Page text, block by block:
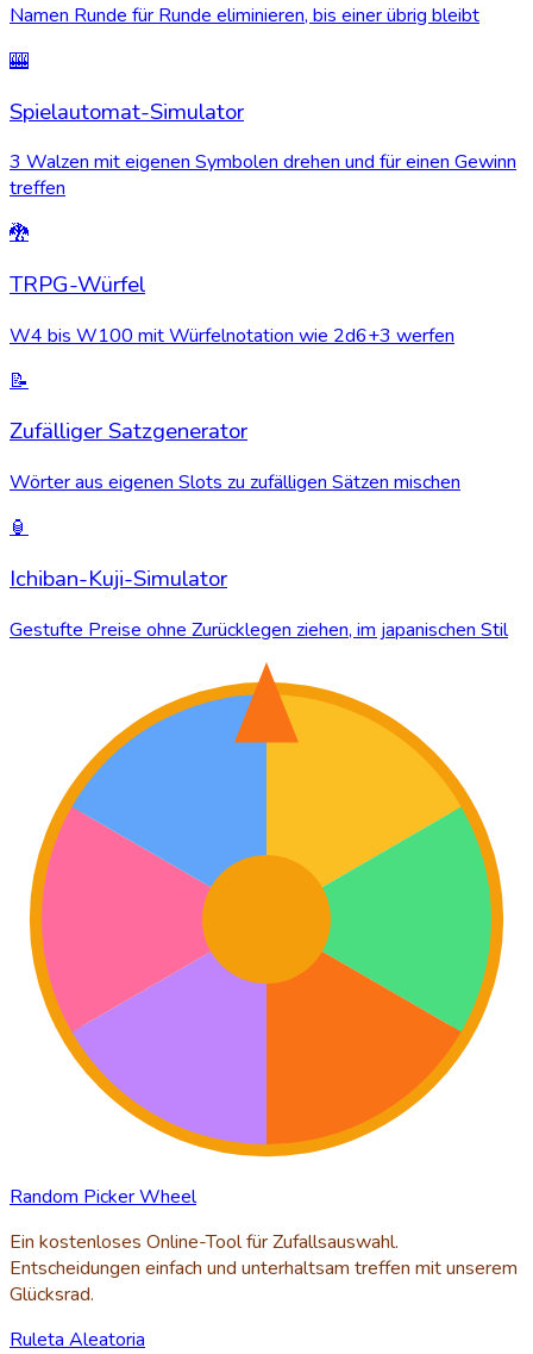
Namen Runde für Runde eliminieren, bis einer übrig bleibt
🎰
Spielautomat-Simulator
3 Walzen mit eigenen Symbolen drehen und für einen Gewinn
treffen
🐉
TRPG-Würfel
W4 bis W100 mit Würfelnotation wie 2d6+3 werfen
📝
Zufälliger Satzgenerator
Wörter aus eigenen Slots zu zufälligen Sätzen mischen
🏮
Ichiban-Kuji-Simulator
Gestufte Preise ohne Zurücklegen ziehen, im japanischen Stil
Random Picker Wheel
Ein kostenloses Online-Tool für Zufallsauswahl.
Entscheidungen einfach und unterhaltsam treffen mit unserem
Glücksrad.
Ruleta Aleatoria